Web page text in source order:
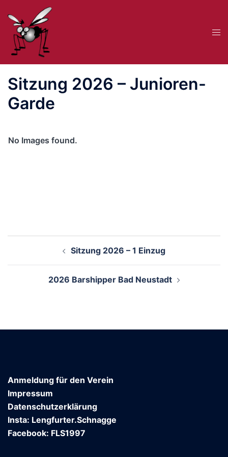
Inhalt
springen
Sitzung 2026 – Junioren-
Garde
No Images found.
Sitzung 2026 – 1 Einzug
2026 Barshipper Bad Neustadt
Anmeldung für den Verein
Impressum
Datenschutzerklärung
Insta: Lengfurter.Schnagge
Facebook: FLS1997